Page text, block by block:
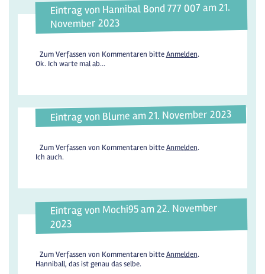
Eintrag von Hannibal Bond 777 007 am 21.
November 2023
Zum Verfassen von Kommentaren bitteAnmelden.
Ok. Ich warte mal ab...
Eintrag von Blume am 21. November 2023
Zum Verfassen von Kommentaren bitteAnmelden.
Ich auch.
Eintrag von Mochi95 am 22. November
2023
Zum Verfassen von Kommentaren bitteAnmelden.
Hanniball, das ist genau das selbe.